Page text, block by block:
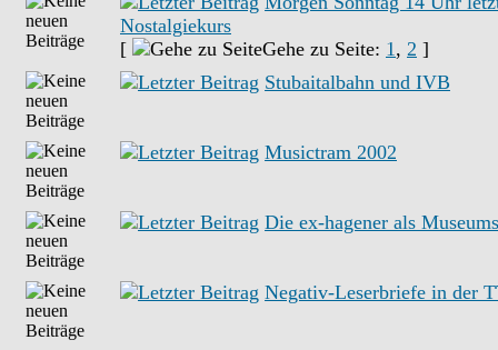
Nostalgiekurs
[
Gehe zu Seite: 1, 2 ]
Stubaitalbahn und IVB
Musictram 2002
Die ex-hagener als
Negativ-Leserbriefe in der